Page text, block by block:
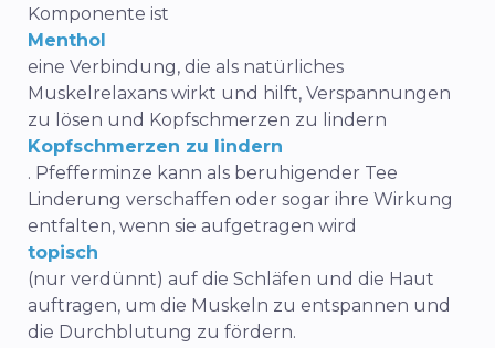
Komponente ist
Menthol
eine Verbindung, die als natürliches
Muskelrelaxans wirkt und hilft, Verspannungen
zu lösen und Kopfschmerzen zu lindern
Kopfschmerzen zu lindern
. Pfefferminze kann als beruhigender Tee
Linderung verschaffen oder sogar ihre Wirkung
entfalten, wenn sie aufgetragen wird
topisch
(nur verdünnt) auf die Schläfen und die Haut
auftragen, um die Muskeln zu entspannen und
die Durchblutung zu fördern.